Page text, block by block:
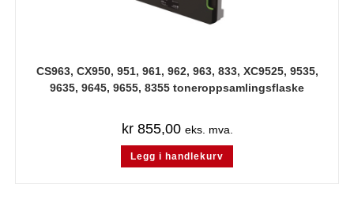
CS963, CX950, 951, 961, 962, 963, 833, XC9525, 9535,
9635, 9645, 9655, 8355 toneroppsamlingsflaske
kr855,00 eks. mva.
Legg i handlekurv